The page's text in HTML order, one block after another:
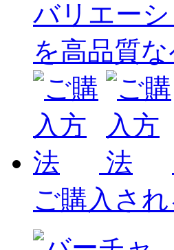
バリエー
を高品質
ご購入さ